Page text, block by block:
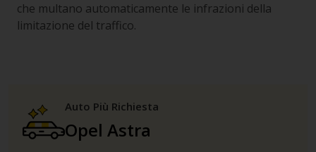
che multano automaticamente le infrazioni della
limitazione del traffico.
Auto Più Richiesta
Opel Astra